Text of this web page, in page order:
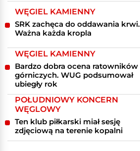
WĘGIEL KAMIENNY
SRK zachęca do oddawania krwi.
Ważna każda kropla
WĘGIEL KAMIENNY
Bardzo dobra ocena ratowników
górniczych. WUG podsumował
ubiegły rok
POŁUDNIOWY KONCERN
WĘGLOWY
Ten klub piłkarski miał sesję
zdjęciową na terenie kopalni